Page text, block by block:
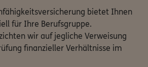
bietet Ihnen
für Ihre Berufsgruppe.
wir auf jegliche Verweisung
finanzieller Verhältnisse im